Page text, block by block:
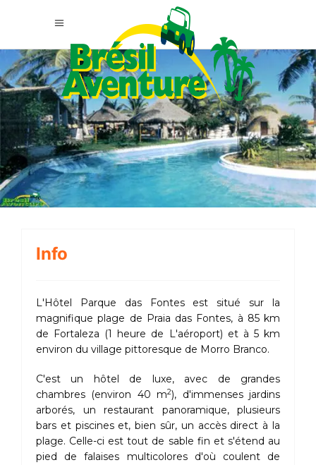
Info
L'Hôtel Parque das Fontes est situé sur la
magnifique plage de Praia das Fontes, à 85 km
de Fortaleza (1 heure de L'aéroport) et à 5 km
environ du village pittoresque de Morro Branco.
C'est un hôtel de luxe, avec de grandes
chambres (environ 40 m2), d'immenses jardins
arborés, un restaurant panoramique, plusieurs
bars et piscines et, bien sûr, un accès direct à la
plage. Celle-ci est tout de sable fin et s'étend au
pied de falaises multicolores d'où coulent de